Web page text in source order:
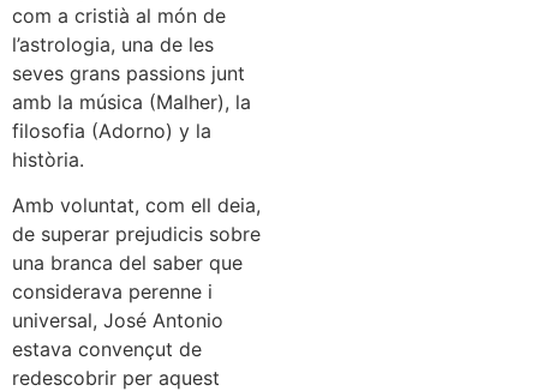
com a cristià al món de
l’astrologia, una de les
seves grans passions junt
amb la música (Malher), la
filosofia (Adorno) y la
història.
Amb voluntat, com ell deia,
de superar prejudicis sobre
una branca del saber que
considerava perenne i
universal, José Antonio
estava convençut de
redescobrir per aquest